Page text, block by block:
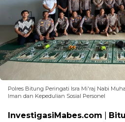
Polres Bitung Peringati Isra Mi'raj Nabi
Iman dan Kepedulian Sosial Personel
InvestigasiMabes.com